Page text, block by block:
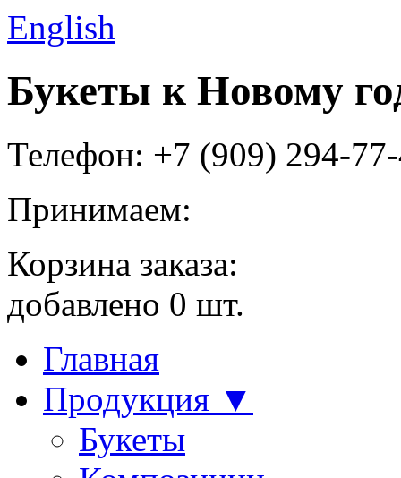
English
Букеты к Новому
Телефон: +7 (909) 294-
Принимаем:
Корзина заказа:
добавлено 0 шт.
Главная
Продукция ▼
Букеты